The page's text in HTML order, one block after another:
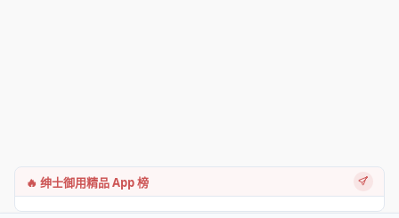
🔥 绅士御用精品 App 榜